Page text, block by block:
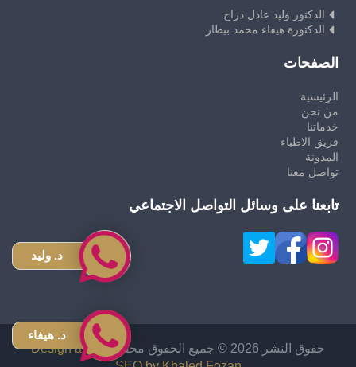
الدكتور وليد عادل دراج
الدكتورة هيفاء محمد بيطار
الصفحات
الرئيسية
من نحن
خدماتنا
فريق الاطباء
المدونة
تواصل معنا
تابعنا على وسائل التواصل الاجتماعي
حقوق النشر 2026 © جميع الحقوق محفوظة
Design and
د. وليد
د. هيفاء